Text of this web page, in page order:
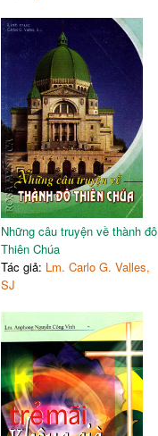
Những câu truyện về thành đô
Thiên Chúa
Tác giả: Lm. Carlo G. Valles,
SJ